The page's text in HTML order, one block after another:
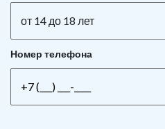
от 14 до 18 лет
Номер телефона